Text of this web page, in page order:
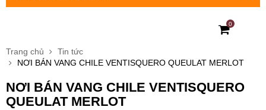
RƯỢU VANG CHILE
RƯỢU VANG Ý
0
Trang chủ
Tin tức
NƠI BÁN VANG CHILE VENTISQUERO QUEULAT MERLOT
NƠI BÁN VANG CHILE VENTISQUERO
QUEULAT MERLOT